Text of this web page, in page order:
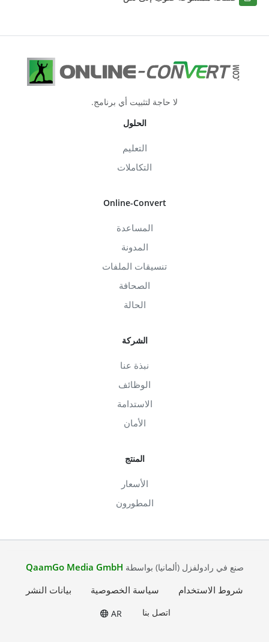
لا حاجة لتثبيت أي برنامج.
الحلول
التعليم
التكاملات
Online-Convert
المساعدة
المدونة
تنسيقات الملفات
الصحافة
الحالة
الشركة
نبذة عنا
الوظائف
الاستدامة
الأمان
المنتج
الأسعار
المطورون
صنع في رادولفزل (ألمانيا) بواسطة QaamGo Media GmbH
شروط الاستخدام
سياسة الخصوصية بيانات النشر
اتصل بنا AR